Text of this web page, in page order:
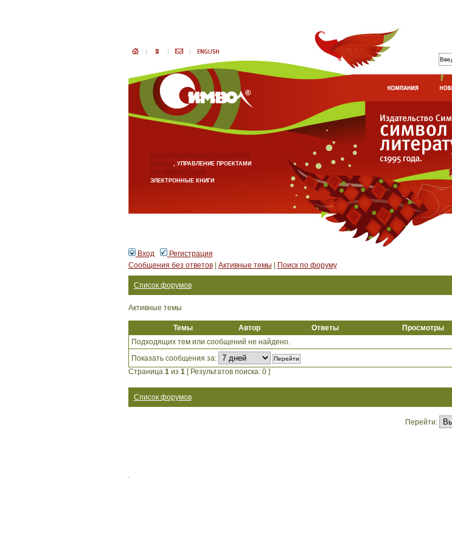
ИНФОРМАЦИОННЫЕ ТЕХНОЛОГИИ
БИЗНЕС, УПРАВЛЕНИЕ ПРОЕКТАМИ
АНГЛИЙСКИЙ ЯЗЫК
ЭЛЕКТРОННЫЕ КНИГИ
Вход
Регистрация
Сообщения без ответов| Активные темы Поиск по форуму
Список форумов
Активные темы
Темы Автор Ответы Просмотры
Подходящих тем или сообщений не найдено.
Показать сообщения за:
Страница 1из 1[ Результатов поиска: 0 ]
Список форумов
Перейти: